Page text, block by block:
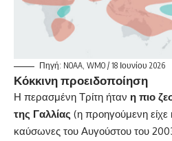
Πηγή: NOAA, WMO / 18 Ιουνίου 2026
Κόκκινη προειδοποίηση
Η περασμένη Τρίτη ήταν η πιο
της Γαλλίας (η προηγούμενη είχε
καύσωνες του Αυγούστου του